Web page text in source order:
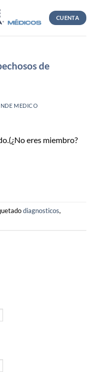
CUENTA
de
MEDICO
eres miembro?
diagnosticos,